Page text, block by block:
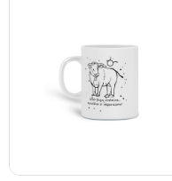
Caneca | Gêmeos | Meus